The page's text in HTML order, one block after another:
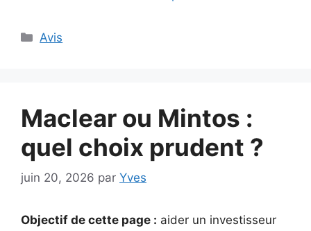
Catégories
Avis
Maclear ou Mintos :
quel choix prudent ?
juin 20, 2026 par Yves
Objectif de cette page : aider un investisseur